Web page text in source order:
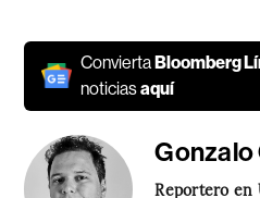
ConviertaBloomberg
noticiasaquí
Gonzalo
Reportero en